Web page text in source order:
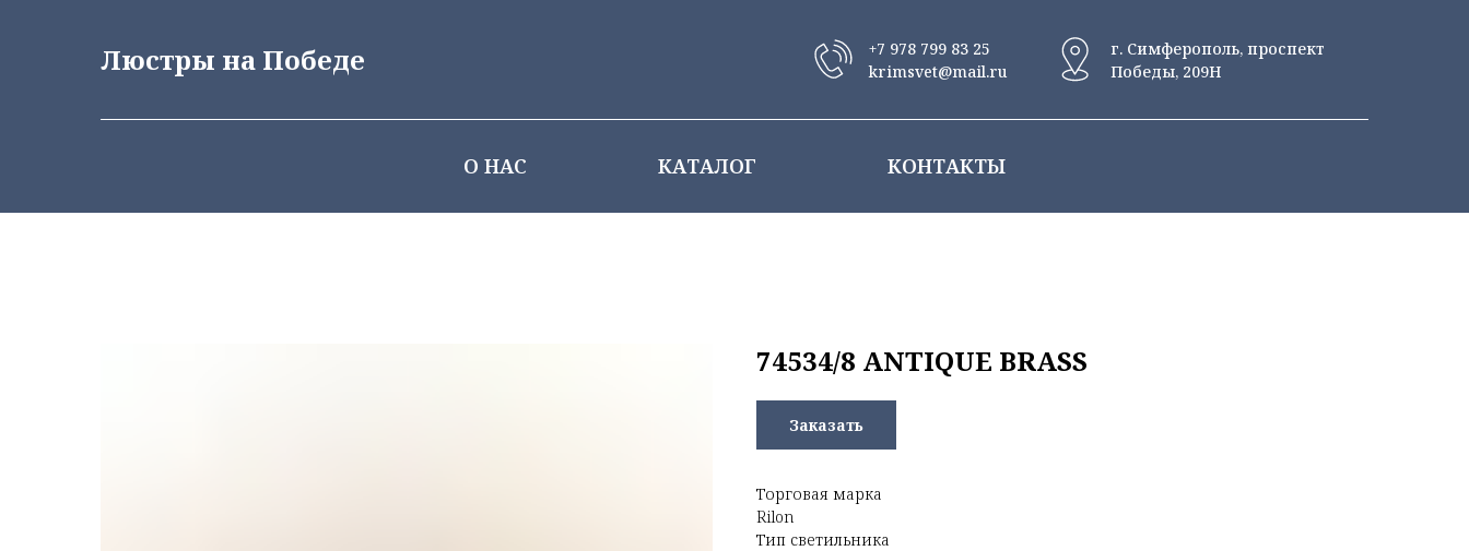
Люстры на Победе
+7 978 799 83 25
krimsvet@mail.ru
г. Симферополь, проспект
Победы, 209Н
О НАС КАТАЛОГ КОНТАКТЫ
74534/8 ANTIQUE BRASS
Заказать
Торговая марка
Rilon
Тип светильника